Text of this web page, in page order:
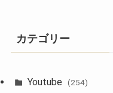
カテゴリー
Youtube (254)